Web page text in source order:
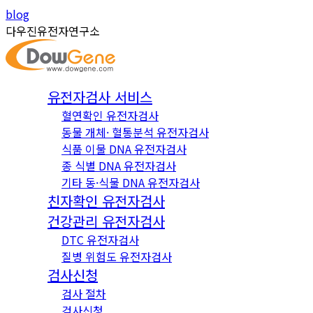
Skip
to
content
Instagram
page
opens
in
YouTube
page
opens
in
blog
다우진유전자연구소
유전자검사 서비스
혈연확인 유전자검사
동물 개체· 혈통분석 유전자검사
식품 이물 DNA 유전자검사
종 식별 DNA 유전자검사
기타 동·식물 DNA 유전자검사
친자확인 유전자검사
건강관리 유전자검사
DTC 유전자검사
질병 위험도 유전자검사
검사신청
검사 절차